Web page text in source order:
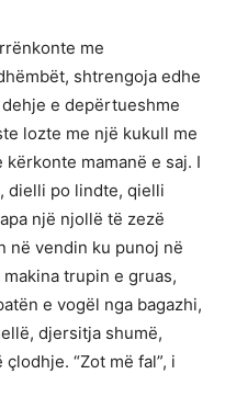
me
shtrengoja edhe
e depërtueshme
lozte me një kukull me
mamanë e saj. I
dielli po lindte, qielli
një njollë të zezë
në vendin ku punoj në
trupin e gruas,
e vogël nga bagazhi,
djersitja shumë,
“Zot më fal”, i